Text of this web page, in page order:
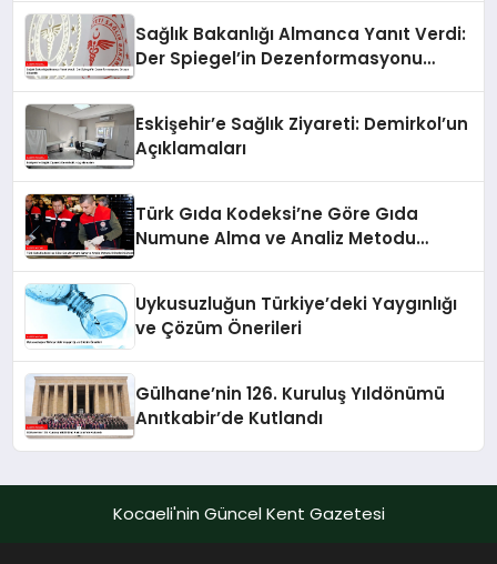
Sağlık Bakanlığı Almanca Yanıt Verdi:
Der Spiegel’in Dezenformasyonu
Eskişehir’e Sağlık Ziyareti: Demirkol’un
Açıklamaları
Türk Gıda Kodeksi’ne Göre Gıda
Numune Alma ve Analiz Metodu
Uykusuzluğun Türkiye’deki Yaygınlığı
ve Çözüm Önerileri
Gülhane’nin 126. Kuruluş Yıldönümü
Anıtkabir’de Kutlandı
Kocaeli'nin Güncel Kent Gazetesi